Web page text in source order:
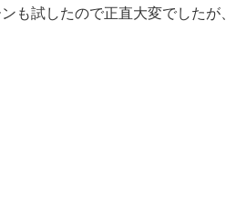
も試したので正直大変でした